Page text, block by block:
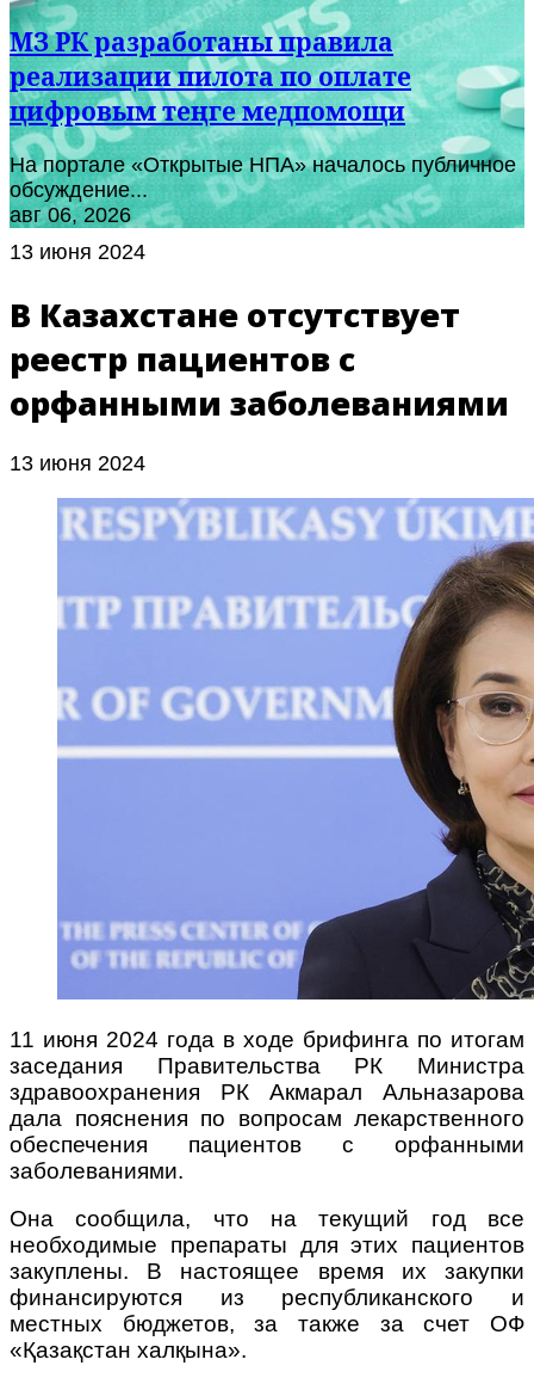
МЗ РК разработаны правила
реализации пилота по оплате
цифровым теңге медпомощи
На портале «Открытые НПА» началось публичное
обсуждение...
авг 06, 2026
13 июня 2024
В Казахстане отсутствует
реестр пациентов с
орфанными заболеваниями
13 июня 2024
11 июня 2024 года в ходе брифинга по итогам
заседания Правительства РК Министра
здравоохранения РК Акмарал Альназарова
дала пояснения по вопросам лекарственного
обеспечения пациентов с орфанными
заболеваниями.
Она сообщила, что на текущий год все
необходимые препараты для этих пациентов
закуплены. В настоящее время их закупки
финансируются из республиканского и
местных бюджетов, за также за счет ОФ
«Қазақстан халқына».